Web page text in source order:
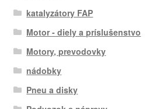
katalyzátory FAP
Motor - diely a príslušenstvo
Motory, prevodovky
nádobky
Pneu a disky